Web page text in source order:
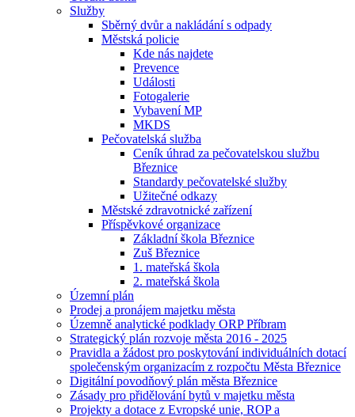
Služby
Sběrný dvůr a nakládání s odpady
Městská policie
Kde nás najdete
Prevence
Události
Fotogalerie
Vybavení MP
MKDS
Pečovatelská služba
Ceník úhrad za pečovatelskou službu
Březnice
Standardy pečovatelské služby
Užitečné odkazy
Městské zdravotnické zařízení
Příspěvkové organizace
Základní škola Březnice
Zuš Březnice
1. mateřská škola
2. mateřská škola
Územní plán
Prodej a pronájem majetku města
Územně analytické podklady ORP Příbram
Strategický plán rozvoje města 2016 - 2025
Pravidla a žádost pro poskytování individuálních dotací
společenským organizacím z rozpočtu Města Březnice
Digitální povodňový plán města Březnice
Zásady pro přidělování bytů v majetku města
Projekty a dotace z Evropské unie, ROP a